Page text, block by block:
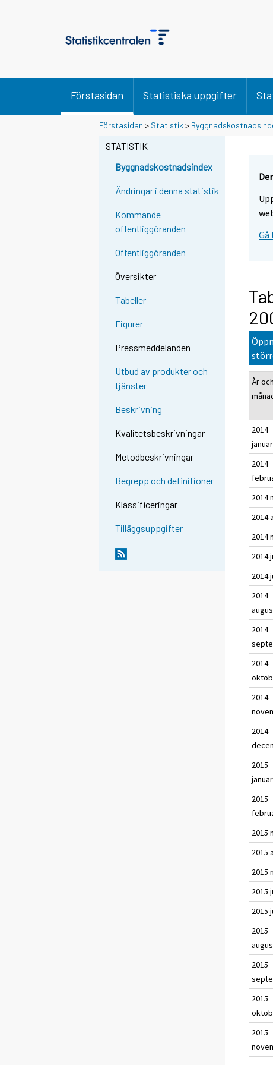
Förstasidan Statistiska uppgifter
Förstasidan > Statistik >
STATISTIK
Byggnadskostnadsindex
Ändringar i denna statistik
Kommande
offentliggöranden
Offentliggöranden
Översikter
Tabeller
Figurer
Pressmeddelanden
Utbud av produkter och
tjänster
Beskrivning
Kvalitetsbeskrivningar
Metodbeskrivningar
Begrepp och definitioner
Klassificeringar
Tilläggsuppgifter
År och
2014
2014
2014
2014
2014
2014
2014
2014
2014
2014
2014
2014
2015
2015
2015
2015
2015
2015
2015
2015
2015
2015
2015